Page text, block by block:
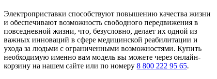
Электроприставки способствуют повышению качества жизни
и обеспечивают возможность свободного передвижения в
повседневной жизни, что, безусловно, делает их одной из
важных инноваций в сфере медицинской реабилитации и
ухода за людьми с ограниченными возможностями. Купить
необходимую именно вам модель вы можете через онлайн-
корзину на нашем сайте или по номеру 8 800 222 95 65.